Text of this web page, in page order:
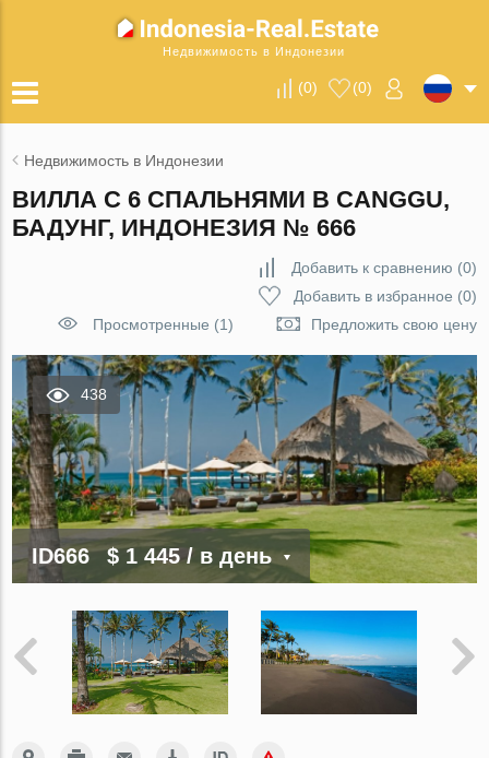
Недвижимость в Индонезии
(0) (0)
Недвижимость в Индонезии
ВИЛЛА С 6 СПАЛЬНЯМИ В CANGGU,
БАДУНГ, ИНДОНЕЗИЯ № 666
Добавить к сравнению (0)
Добавить в избранное (0)
Просмотренные (1)
Предложить свою цену
438
ID666 $ 1 445/ в день